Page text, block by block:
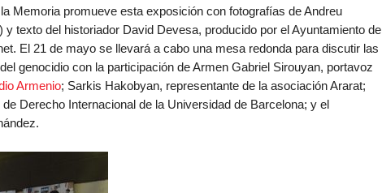
Memoria promueve esta exposición con fotografías de Andreu
y texto del historiador David Devesa, producido por el Ayuntamiento de
El 21 de mayo se llevará a cabo una mesa redonda para discutir las
genocidio con la participación de Armen Gabriel Sirouyan, portavoz
Armenio; Sarkis Hakobyan, representante de la asociación Ararat;
Derecho Internacional de la Universidad de Barcelona; y el